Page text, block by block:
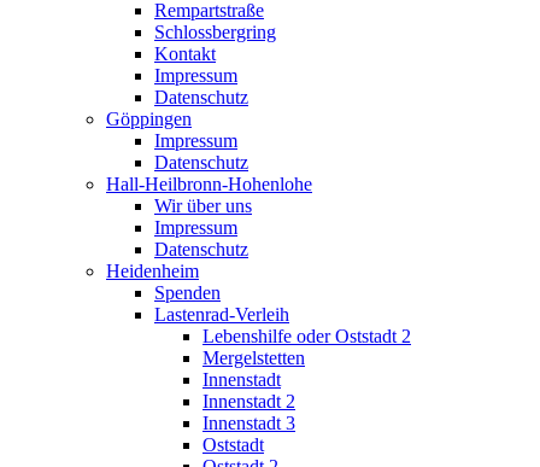
Rempartstraße
Schlossbergring
Kontakt
Impressum
Datenschutz
Göppingen
Impressum
Datenschutz
Hall-Heilbronn-Hohenlohe
Wir über uns
Impressum
Datenschutz
Heidenheim
Spenden
Lastenrad-Verleih
Lebenshilfe oder Oststadt 2
Mergelstetten
Innenstadt
Innenstadt 2
Innenstadt 3
Oststadt